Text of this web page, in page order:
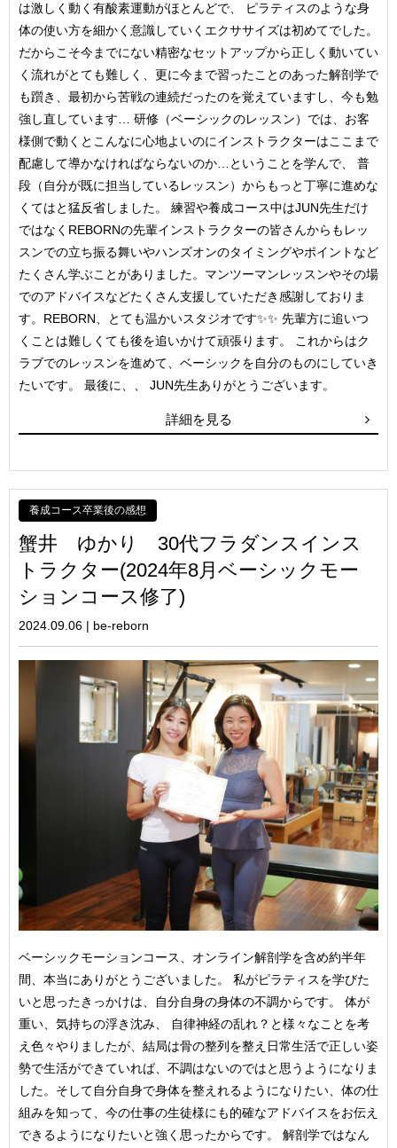
は激しく動く有酸素運動がほとんどで、 ピラティスのような身
体の使い方を細かく意識していくエクササイズは初めてでした。
だからこそ今までにない精密なセットアップから正しく動いてい
く流れがとても難しく、更に今まで習ったことのあった解剖学で
も躓き、最初から苦戦の連続だったのを覚えていますし、今も勉
強し直しています… 研修（ベーシックのレッスン）では、お客
様側で動くとこんなに心地よいのにインストラクターはここまで
配慮して導かなければならないのか…ということを学んで、 普
段（自分が既に担当しているレッスン）からもっと丁寧に進めな
くてはと猛反省しました。 練習や養成コース中はJUN先生だけ
ではなくREBORNの先輩インストラクターの皆さんからもレッ
スンでの立ち振る舞いやハンズオンのタイミングやポイントなど
たくさん学ぶことがありました。マンツーマンレッスンやその場
でのアドバイスなどたくさん支援していただき感謝しておりま
す。REBORN、とても温かいスタジオです✨✨ 先輩方に追いつ
くことは難しくても後を追いかけて頑張ります。 これからはク
ラブでのレッスンを進めて、ベーシックを自分のものにしていき
たいです。 最後に、、 JUN先生ありがとうございます。
詳細を見る
養成コース卒業後の感想
蟹井 ゆかり 30代フラダンスインス
トラクター(2024年8月ベーシックモー
ションコース修了)
2024.09.06 | be-reborn
ベーシックモーションコース、オンライン解剖学を含め約半年
間、本当にありがとうございました。 私がピラティスを学びた
いと思ったきっかけは、自分自身の身体の不調からです。 体が
重い、気持ちの浮き沈み、 自律神経の乱れ？と様々なことを考
え色々やりましたが、結局は骨の整列を整え日常生活で正しい姿
勢で生活ができていれば、不調はないのではと思うようになりま
した。そして自分自身で身体を整えれるようになりたい、体の仕
組みを知って、今の仕事の生徒様にも的確なアドバイスをお伝え
できるようになりたいと強く思ったからです。 解剖学ではなん